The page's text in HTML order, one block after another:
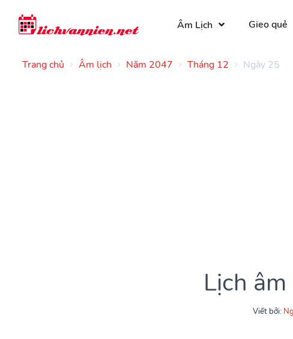
Âm Lịch Gieo quẻ
Trang chủ Âm lịch Năm 2047 Tháng 12 Ngày 25
Lịch
Viết bởi: